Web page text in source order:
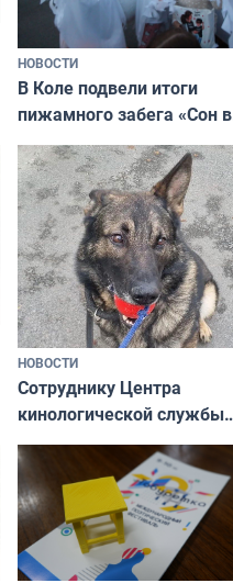
НОВОСТИ
В Коле подвели итоги
пижамного забега «Сон в
Олимпийскую ночь»
НОВОСТИ
Сотруднику Центра
кинологической службы
ищут новый дом